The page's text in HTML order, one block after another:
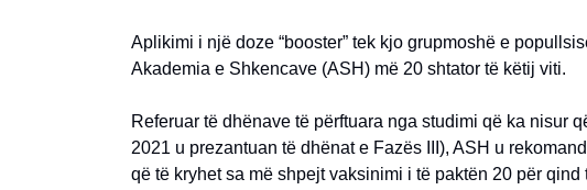
Aplikimi i një doze “booster” tek kjo grupmoshë e
Akademia e Shkencave (ASH) më 20 shtator të këtij viti.
Referuar të dhënave të përftuara nga studimi që ka nisur
2021 u prezantuan të dhënat e Fazës III), ASH u
që të kryhet sa më shpejt vaksinimi i të paktën 20 për